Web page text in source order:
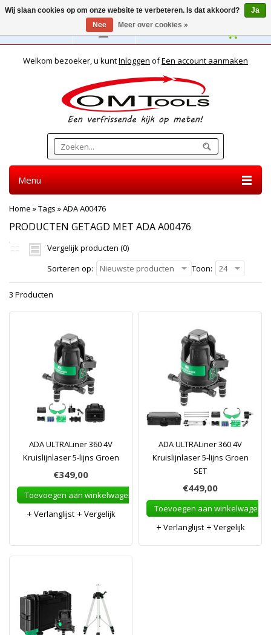
Nederlands
Welkom bezoeker, u kuntInloggen ofEen account aanmaken
Menu
Home »Tags »ADA A00476
PRODUCTEN GETAGD MET ADA A00476
Vergelijk producten (0)
Sorteren op:
Nieuwste producten Toon: 24
3 Producten
ADA ULTRALiner 360 4V
Kruislijnlaser 5-lijns Groen
€349,00
Toevoegen aan winkelwagen
Verlanglijst
Vergelijk
ADA ULTRALiner 360 4V
Kruislijnlaser 5-lijns Groen
SET
€449,00
Toevoegen aan winkelwagen
Verlanglijst
Vergelijk
Wij slaan cookies op om onze website te verbeteren. Is dat akkoord?
Ja
Nee
Meer over cookies »